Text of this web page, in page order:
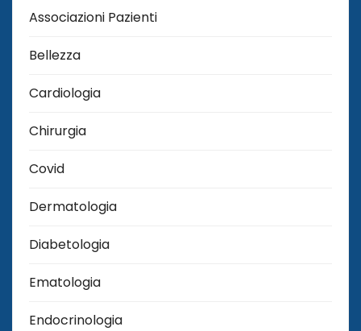
Associazioni Pazienti
Bellezza
Cardiologia
Chirurgia
Covid
Dermatologia
Diabetologia
Ematologia
Endocrinologia